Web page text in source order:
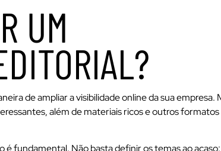
UM
de ampliar a visibilidade online da sua empresa.
além de materiais ricos e outros formatos